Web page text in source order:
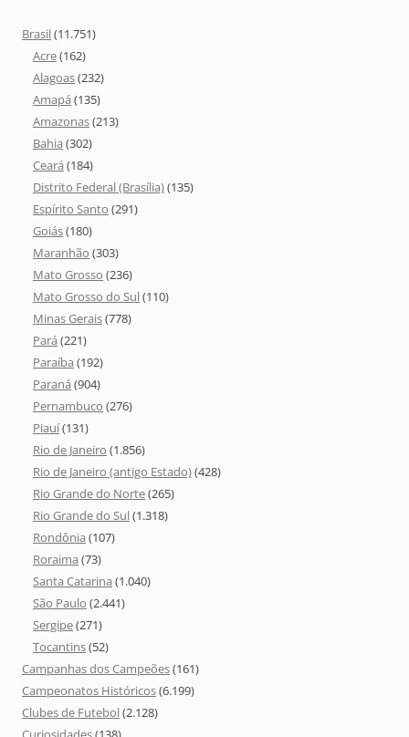
Brasil(11.751)
Acre(162)
Alagoas(232)
Amapá (135)
Amazonas(213)
Bahia (302)
Ceará (184)
Distrito Federal (Brasília)(135)
Espírito Santo (291)
Goiás(180)
Maranhão (303)
Mato Grosso (236)
Mato Grosso do Sul(110)
Minas Gerais(778)
Pará (221)
Paraíba (192)
Paraná (904)
Pernambuco (276)
Piauí(131)
Rio de Janeiro (1.856)
Rio de Janeiro (antigo Estado)(428)
Rio Grande do Norte(265)
Rio Grande do Sul(1.318)
Rondônia (107)
Roraima (73)
Santa Catarina (1.040)
São Paulo (2.441)
Sergipe(271)
Tocantins(52)
Campanhas dos Campeões(161)
Campeonatos Históricos(6.199)
Clubes de Futebol(2.128)